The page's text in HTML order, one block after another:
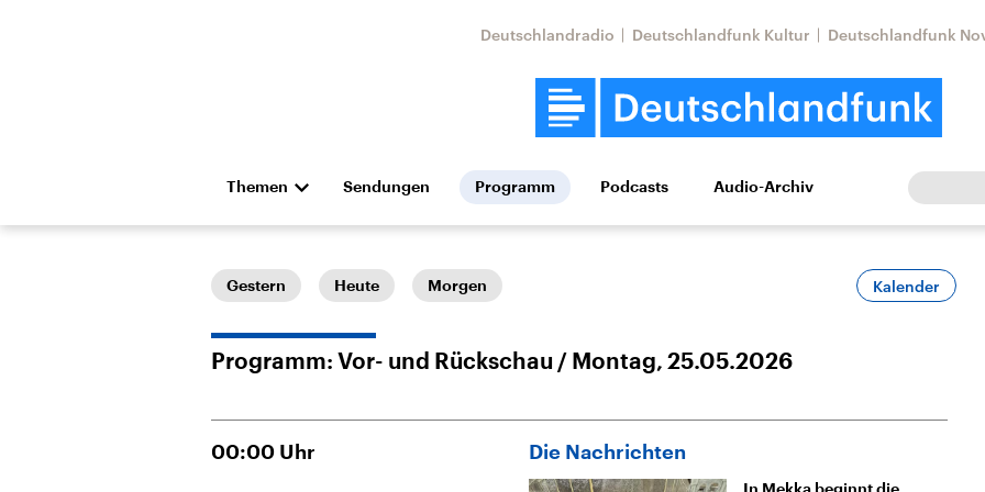
Deutschlandradio Deutschlandfunk Kultur Deutschlandfunk
Themen
Die Nachrichten Politik Wirtschaft Wissen Kultur Europa
Hörspiel und Feature Musik
Landtagswahl Sachsen-
Aktuelle Beiträge,
Nahostkonflikt
Aktuelle Lage und
Sendungen Programm Podcasts Audio-Archiv
Gestern Heute Morgen Kalender
Programm: Vor- und Rückschau Montag, 25.05.2026
00:00 Uhr Die Nachrichten
In Mekka beginnt die